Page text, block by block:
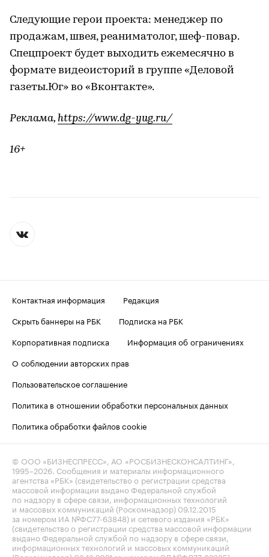
Следующие герои проекта: менеджер по
продажам, швея, реаниматолог, шеф-повар.
Спецпроект будет выходить ежемесячно в
формате видеоисторий в группе «Деловой
газеты.Юг» во «Вконтакте».
Реклама, https://www.dg-yug.ru/
16+
Контактная информация
Редакция
Скрыть баннеры на РБК
Подписка на РБК
Корпоративная подписка
Информация об ограничениях
О соблюдении авторских прав
Пользовательское соглашение
Политика в отношении обработки персональных данных
Политика обработки файлов cookie
© ООО «БИЗНЕСПРЕСС», АО «РОСБИЗНЕСКОНСАЛТИНГ»,
1995–2026. Сообщения и материалы информационного
агентства «РБК» (свидетельство о регистрации средства
массовой информации выдано Федеральной службой
по надзору в сфере связи, информационных технологий
и массовых коммуникаций (Роскомнадзор) 09.12.2015
за номером ИА №ФС77-63848) и сетевого издания «РБК»
(свидетельство о регистрации средства массовой информации
выдано Федеральной службой по надзору в сфере связи,
информационных технологий и массовых коммуникаций